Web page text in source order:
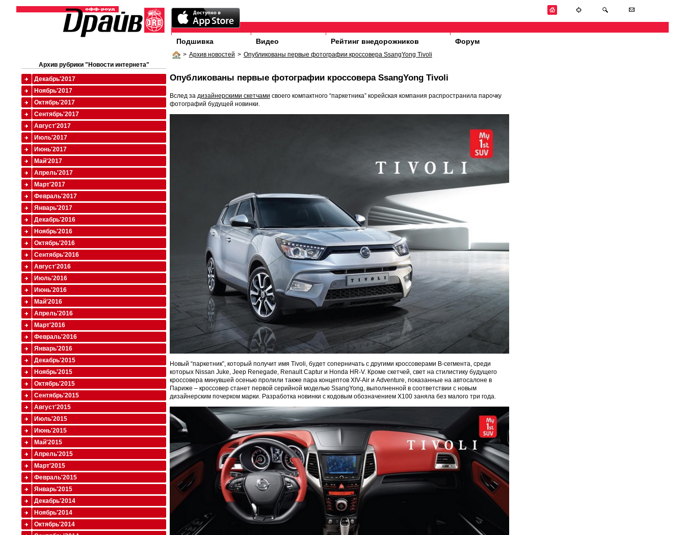
Подшивка Видео Рейтинг внедорожников Форум
> Архив новостей > Опубликованы первые фотографии кроссовера SsangYong Tivoli
Опубликованы первые фотографии кроссовера SsangYong Tivoli
Вслед за дизайнерскими скетчами своего компактного “паркетника” корейская компания распространила парочку
фотографий будущей новинки.
Новый “паркетник”, который получит имя Tivoli, будет соперничать с другими кроссоверами B-сегмента, среди
которых Nissan Juke, Jeep Renegade, Renault Captur и Honda HR-V. Кроме скетчей, свет на стилистику будущего
кроссовера минувшей осенью пролили также пара концептов XIV-Air и Adventure, показанные на автосалоне в
Париже – кроссовер станет первой серийной моделью SsangYong, выполненной в соответствии с новым
дизайнерским почерком марки. Разработка новинки с кодовым обозначением X100 заняла без малого три года.
Архив рубрики "Новости интернета"
Декабрь'2017
Ноябрь'2017
Октябрь'2017
Сентябрь'2017
Август'2017
Июль'2017
Июнь'2017
Май'2017
Апрель'2017
Март'2017
Февраль'2017
Январь'2017
Декабрь'2016
Ноябрь'2016
Октябрь'2016
Сентябрь'2016
Август'2016
Июль'2016
Июнь'2016
Май'2016
Апрель'2016
Март'2016
Февраль'2016
Январь'2016
Декабрь'2015
Ноябрь'2015
Октябрь'2015
Сентябрь'2015
Август'2015
Июль'2015
Июнь'2015
Май'2015
Апрель'2015
Март'2015
Февраль'2015
Январь'2015
Декабрь'2014
Ноябрь'2014
Октябрь'2014